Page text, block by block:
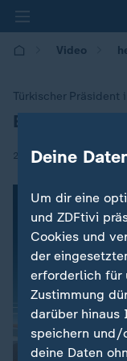
Video
Türkischer Präsident
:Erdogan
29.09.2018 | 09:46
Deine
Um dir eine
und ZDFtivi
Cookies und
der
erforderlich für
Zustimmung
darüber hinaus
speichern und/
deine Daten